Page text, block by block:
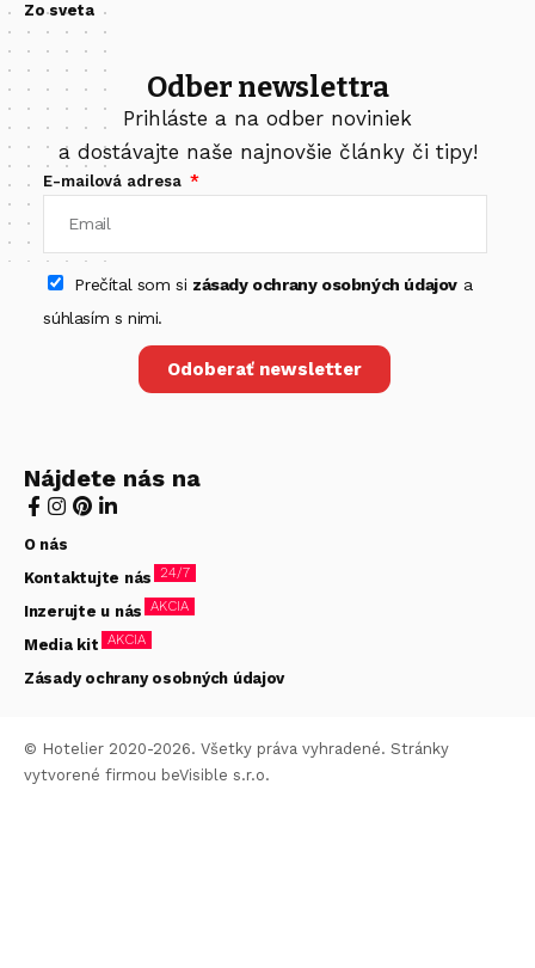
Zo sveta
Odber newslettra
Prihláste a na odber noviniek
a dostávajte naše najnovšie články či tipy!
E-mailová adresa
Prečítal som si zásady ochrany osobných údajova
súhlasím s nimi.
Odoberať newsletter
Nájdete nás na
O nás
Kontaktujte nás 24/7
Inzerujte u nás AKCIA
Media kit AKCIA
Zásady ochrany osobných údajov
© Hotelier 2020-2026. Všetky práva vyhradené. Stránky
vytvorené firmou beVisible s.r.o.